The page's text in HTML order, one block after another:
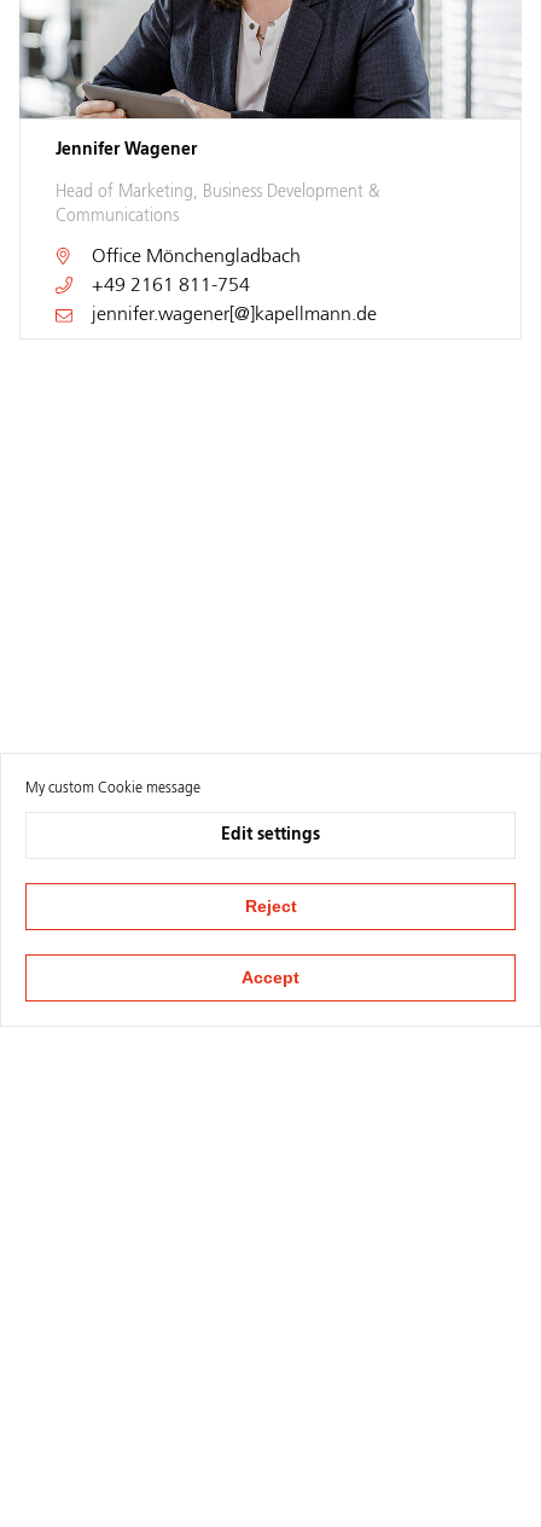
Jennifer Wagener
Head of Marketing, Business Development &
Communications
Office Mönchengladbach
+49 2161 811-754
jennifer.wagener[@]kapellmann.de
My custom Cookie message
Edit settings
Reject
Accept